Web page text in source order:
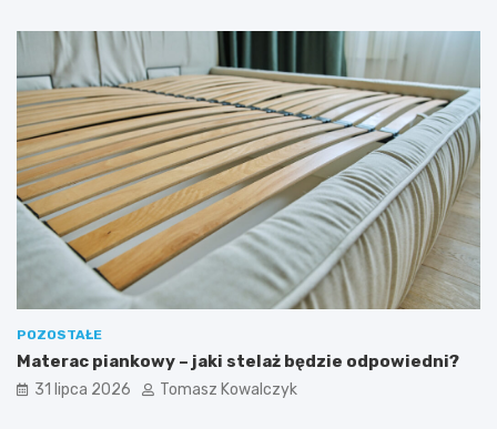
POZOSTAŁE
Materac piankowy – jaki stelaż będzie odpowiedni?
31 lipca 2026 Tomasz Kowalczyk